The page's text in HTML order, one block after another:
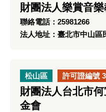
財團法人樂賞音
聯絡電話：25981266
法人地址：臺北市中山區
松山區 許可證編號
財團法人台北市
金會